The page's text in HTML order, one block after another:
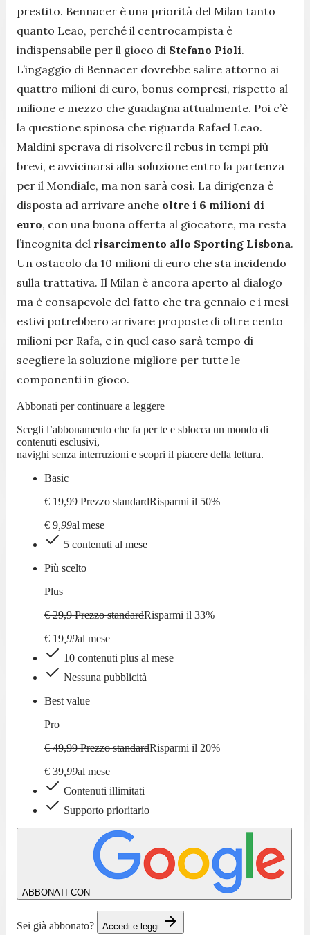
prestito. Bennacer è una priorità del Milan tanto
quanto Leao, perché il centrocampista è
indispensabile per il gioco di Stefano Pioli.
L’ingaggio di Bennacer dovrebbe salire attorno ai
quattro milioni di euro, bonus compresi, rispetto al
milione e mezzo che guadagna attualmente. Poi c’è
la questione spinosa che riguarda Rafael Leao.
Maldini sperava di risolvere il rebus in tempi più
brevi, e avvicinarsi alla soluzione entro la partenza
per il Mondiale, ma non sarà così. La dirigenza è
disposta ad arrivare anche oltre i 6 milioni di
euro, con una buona offerta al giocatore, ma resta
l’incognita del risarcimento allo Sporting Lisbona.
Un ostacolo da 10 milioni di euro che sta incidendo
sulla trattativa. Il Milan è ancora aperto al dialogo
ma è consapevole del fatto che tra gennaio e i mesi
estivi potrebbero arrivare proposte di oltre cento
milioni per Rafa, e in quel caso sarà tempo di
scegliere la soluzione migliore per tutte le
componenti in gioco.
Abbonati per continuare a leggere
Scegli l’abbonamento che fa per te e sblocca un mondo di
contenuti esclusivi,
navighi senza interruzioni e scopri il piacere della lettura.
Basic
€ 19,99 Prezzo standardRisparmi il 50%
€ 9 99al mese
5 contenuti al mese
Più scelto
Plus
€ 29,9 Prezzo standardRisparmi il 33%
€ 19 99al mese
10 contenuti plus al mese
Nessuna pubblicità
Best value
Pro
€ 49,99 Prezzo standardRisparmi il 20%
€ 39 99al mese
Contenuti illimitati
Supporto prioritario
ABBONATI CON
Sei già abbonato? Accedi e leggi